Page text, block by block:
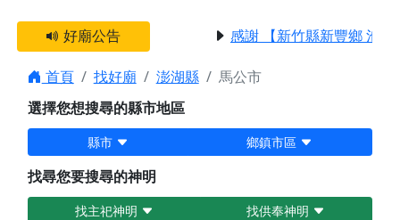
好廟公告 感謝 【新竹縣新豐鄉 池
首頁 找好廟 澎湖縣
馬公市
選擇您想搜尋的縣市地區
縣市 鄉鎮市區
找尋您要搜尋的神明
找主祀神明 找供奉神明